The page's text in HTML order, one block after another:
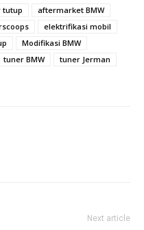
tutup
aftermarket BMW
elektrifikasi mobil
Modifikasi BMW
tuner BMW
tuner Jerman
Next article